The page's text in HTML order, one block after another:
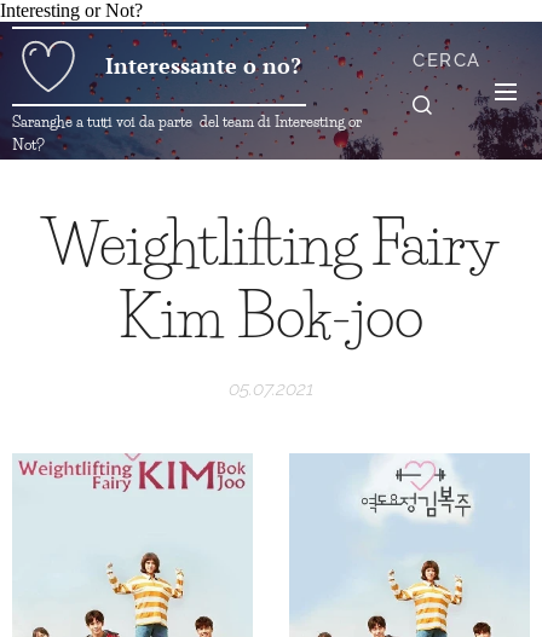
Interesting or Not?
Interessante o no?
Saranghe a tutti voi da parte del team di Interesting or
Not?
CERCA
Weightlifting Fairy
Kim Bok-joo
05.07.2021